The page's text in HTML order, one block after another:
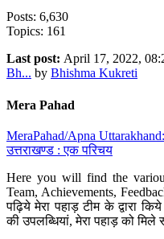
Posts: 6,630
Topics: 161
Last post: April 17, 2022,
Bh... by Bhishma Kukreti
Mera Pahad
MeraPahad/Apna
उत्तराखण्ड : एक परिचय
Here you will find the
Team, Achievements,
पढ़िये मेरा पहाड़ टीम के द्वारा किये
की उपलब्धियां, मेरा पहाड़ को मिले